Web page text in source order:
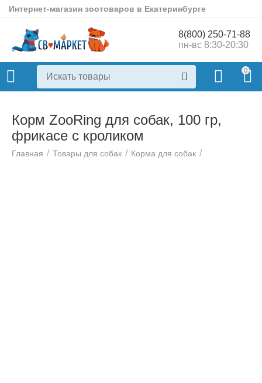
Интернет-магазин зоотоваров в Екатеринбурге
8(800) 250-71-88
пн-вс 8:30-20:30
0
Корм ZooRing для собак, 100 гр,
фрикасе с кроликом
Главная / Товары для собак / Корма для собак /